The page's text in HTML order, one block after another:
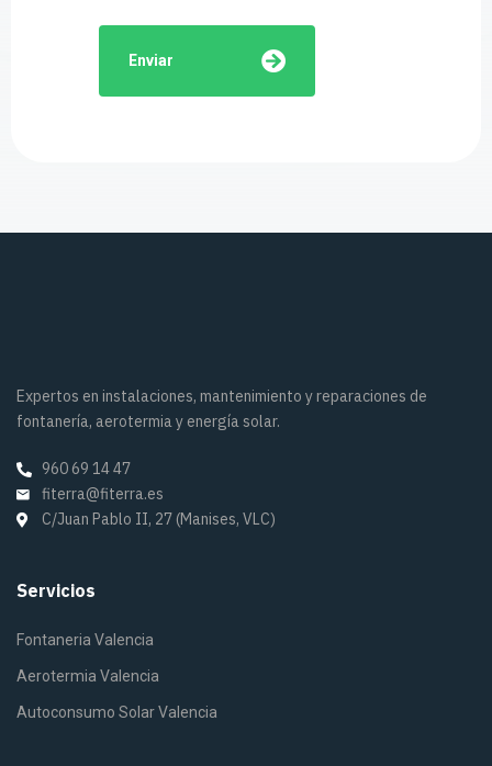
Enviar
Expertos en instalaciones, mantenimiento y reparaciones de
fontanería, aerotermia y energía solar.
960 69 14 47
fiterra@fiterra.es
C/Juan Pablo II, 27 (Manises, VLC)
Servicios
Fontaneria Valencia
Aerotermia Valencia
Autoconsumo Solar Valencia